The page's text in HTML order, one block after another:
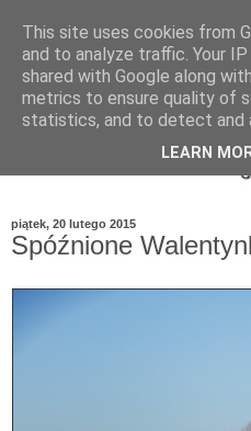
piątek, 20 lutego 2015
Spóźnione
This site uses cookies from
and to analyze traffic. Your
shared with Google along
metrics to ensure quality of
statistics, and to detect and
LEARN